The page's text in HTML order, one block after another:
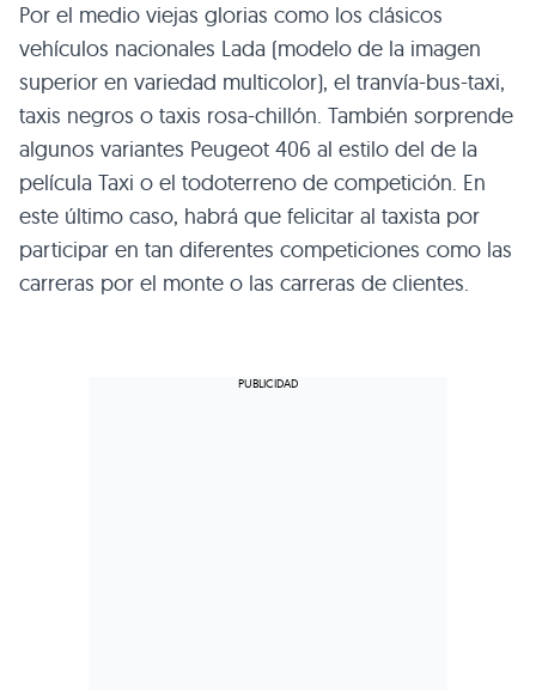
Por el medio viejas glorias como los clásicos
vehículos nacionales Lada (modelo de la imagen
superior en variedad multicolor), el tranvía-bus-taxi,
taxis negros o taxis rosa-chillón. También sorprende
algunos variantes Peugeot 406 al estilo del de la
película Taxi o el todoterreno de competición. En
este último caso, habrá que felicitar al taxista por
participar en tan diferentes competiciones como las
carreras por el monte o las carreras de clientes.